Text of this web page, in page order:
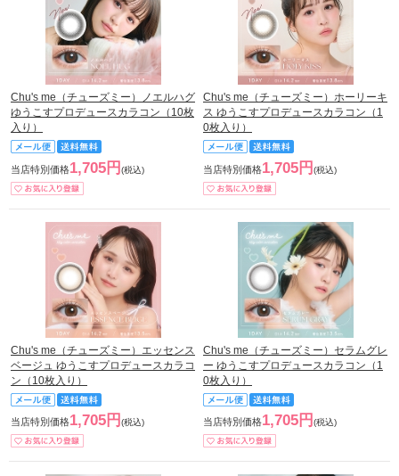
Chu's me（チューズミー）ノエルハグ
ゆうこすプロデュースカラコン（10枚
入り）
当店特別価格1,705円 (税込)
Chu's me（チューズミー）ホーリーキ
ス ゆうこすプロデュースカラコン（1
0枚入り）
当店特別価格1,705円 (税込)
Chu's me（チューズミー）エッセンス
ベージュ ゆうこすプロデュースカラコ
ン（10枚入り）
当店特別価格1,705円 (税込)
Chu's me（チューズミー）セラムグレ
ー ゆうこすプロデュースカラコン（1
0枚入り）
当店特別価格1,705円 (税込)